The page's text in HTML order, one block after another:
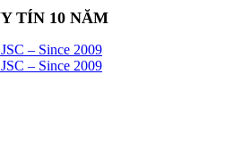
TÍN 10 NĂM